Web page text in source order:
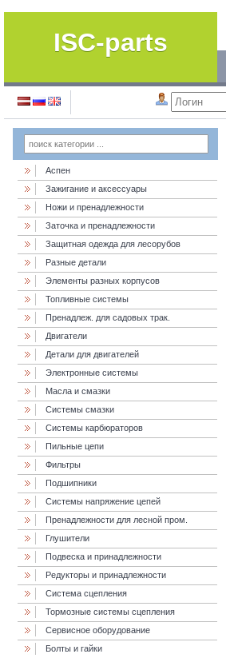
ISC-parts
Аспен
Зажигание и аксессуары
Ножи и пренадлежности
Заточка и пренадлежности
Защитная одежда для лесорубов
Разные детали
Элементы разных корпусов
Топливные системы
Пренадлеж. для садовых трак.
Двигатели
Детали для двигателей
Электронные системы
Масла и смазки
Cистемы смазки
Системы карбюраторов
Пильные цепи
Фильтры
Подшипники
Системы напряжение цепей
Пренадлежности для лесной пром.
Глушители
Подвеска и принадлежности
Редукторы и принадлежности
Система сцепления
Тормозные системы сцепления
Сервисное оборудование
Болты и гайки